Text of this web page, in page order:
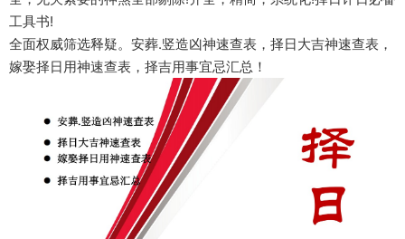
工具书!
全面权威筛选释疑。安葬.竖造凶神速查表，择日大吉神速查表，
嫁娶择日用神速查表，择吉用事宜忌汇总！